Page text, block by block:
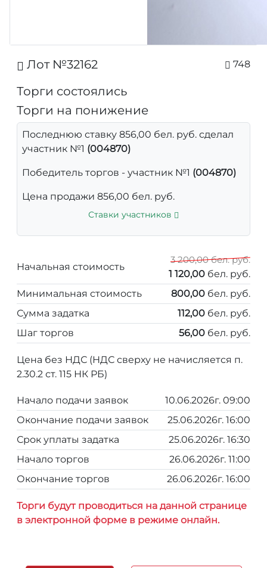
Лот №32162 748
Торги состоялись
Торги на понижение
Последнюю ставку 856,00 бел. руб. сделал
участник №1 (004870)
Победитель торгов - участник №1 (004870)
Цена продажи 856,00 бел. руб.
Ставки участников
Начальная стоимость
3 200,00 бел. руб.
1 120,00 бел. руб.
Минимальная стоимость
800,00 бел. руб.
Сумма задатка
112,00 бел. руб.
Шаг торгов
56,00 бел. руб.
Цена без НДС (НДС сверху не начисляется п.
2.30.2 ст. 115 НК РБ)
Начало подачи заявок
10.06.2026г. 09:00
Окончание подачи заявок
25.06.2026г. 16:00
Срок уплаты задатка
25.06.2026г. 16:30
Начало торгов
26.06.2026г. 11:00
Окончание торгов
26.06.2026г. 16:00
Торги будут проводиться на данной странице
в электронной форме в режиме онлайн.